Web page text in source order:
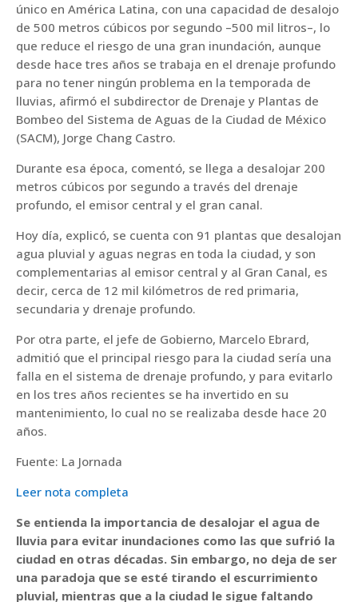
único en América Latina, con una capacidad de desalojo
de 500 metros cúbicos por segundo –500 mil litros–, lo
que reduce el riesgo de una gran inundación, aunque
desde hace tres años se trabaja en el drenaje profundo
para no tener ningún problema en la temporada de
lluvias, afirmó el subdirector de Drenaje y Plantas de
Bombeo del Sistema de Aguas de la Ciudad de México
(SACM), Jorge Chang Castro.
Durante esa época, comentó, se llega a desalojar 200
metros cúbicos por segundo a través del drenaje
profundo, el emisor central y el gran canal.
Hoy día, explicó, se cuenta con 91 plantas que desalojan
agua pluvial y aguas negras en toda la ciudad, y son
complementarias al emisor central y al Gran Canal, es
decir, cerca de 12 mil kilómetros de red primaria,
secundaria y drenaje profundo.
Por otra parte, el jefe de Gobierno, Marcelo Ebrard,
admitió que el principal riesgo para la ciudad sería una
falla en el sistema de drenaje profundo, y para evitarlo
en los tres años recientes se ha invertido en su
mantenimiento, lo cual no se realizaba desde hace 20
años.
Fuente: La Jornada
Leer nota completa
Se entienda la importancia de desalojar el agua de
lluvia para evitar inundaciones como las que sufrió la
ciudad en otras décadas. Sin embargo, no deja de ser
una paradoja que se esté tirando el escurrimiento
pluvial, mientras que a la ciudad le sigue faltando